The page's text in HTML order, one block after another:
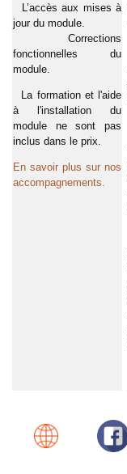
L’accès aux mises à
jour du module.
Corrections
fonctionnelles du
module.
La formation et l'aide
à l'installation du
module ne sont pas
inclus dans le prix.
En savoir plus sur nos
accompagnements.